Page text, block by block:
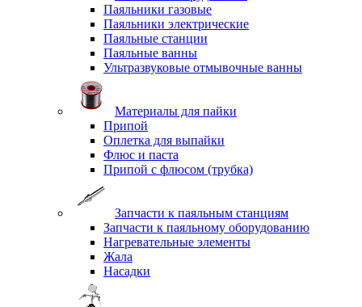
Паяльники газовые
Паяльники электрические
Паяльные станции
Паяльные ванны
Ультразвуковые отмывочные ванны
Материалы для пайки
Припой
Оплетка для выпайки
Флюс и паста
Припой с флюсом (трубка)
Запчасти к паяльным станциям
Запчасти к паяльному оборудованию
Нагревательные элементы
Жала
Насадки